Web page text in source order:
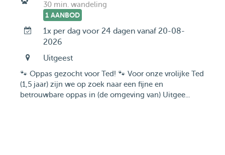
30 min. wandeling
1 AANBOD
1x per dag voor 24 dagen vanaf 20-08-
2026
Uitgeest
🐾 Oppas gezocht voor Ted! 🐾 Voor onze vrolijke Ted
(1,5 jaar) zijn we op zoek naar een fijne en
betrouwbare oppas in (de omgeving van) Uitgee...